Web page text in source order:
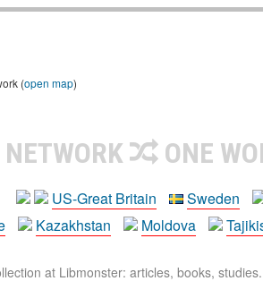
(open map)
ONE
US-Great Britain Sweden
Kazakhstan Moldova
at Libmonster: articles, books,